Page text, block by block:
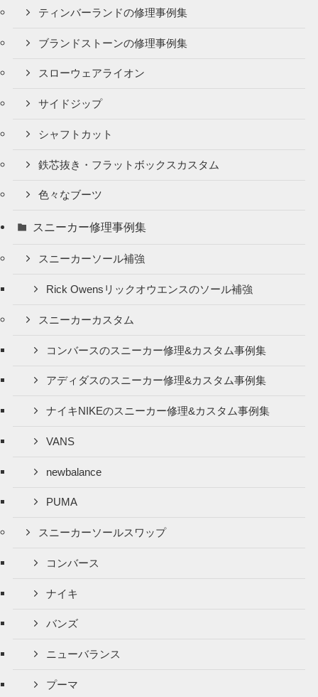
ティンバーランドの修理事例集
ブランドストーンの修理事例集
スローウェアライオン
サイドジップ
シャフトカット
鉄芯抜き・フラットボックスカスタム
色々なブーツ
スニーカー修理事例集
スニーカーソール補強
Rick Owensリックオウエンスのソール補強
スニーカーカスタム
コンバースのスニーカー修理&カスタム事例集
アディダスのスニーカー修理&カスタム事例集
ナイキNIKEのスニーカー修理&カスタム事例集
VANS
newbalance
PUMA
スニーカーソールスワップ
コンバース
ナイキ
バンズ
ニューバランス
プーマ